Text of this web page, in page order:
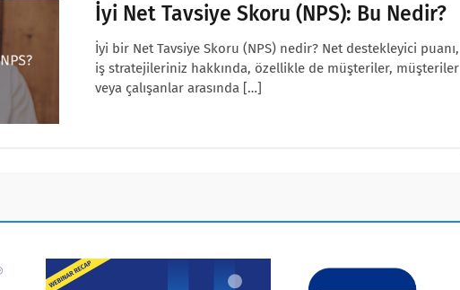
İyi Net Tavsiye Skoru (NPS): Bu Nedir?
İyi bir Net Tavsiye Skoru (NPS) nedir? Net destekleyici puanı,
iş stratejileriniz hakkında, özellikle de müşteriler, müşteriler
veya çalışanlar arasında […]